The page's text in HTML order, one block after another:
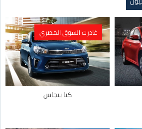
غادرت السوق المصري
كيا بيجاس